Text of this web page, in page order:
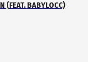
(FEAT. BABYLOCC)